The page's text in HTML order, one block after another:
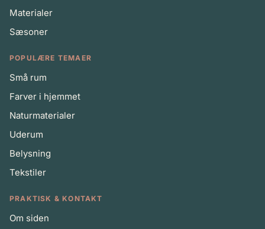
Materialer
Sæsoner
POPULÆRE TEMAER
Små rum
Farver i hjemmet
Naturmaterialer
Uderum
Belysning
Tekstiler
PRAKTISK & KONTAKT
Om siden